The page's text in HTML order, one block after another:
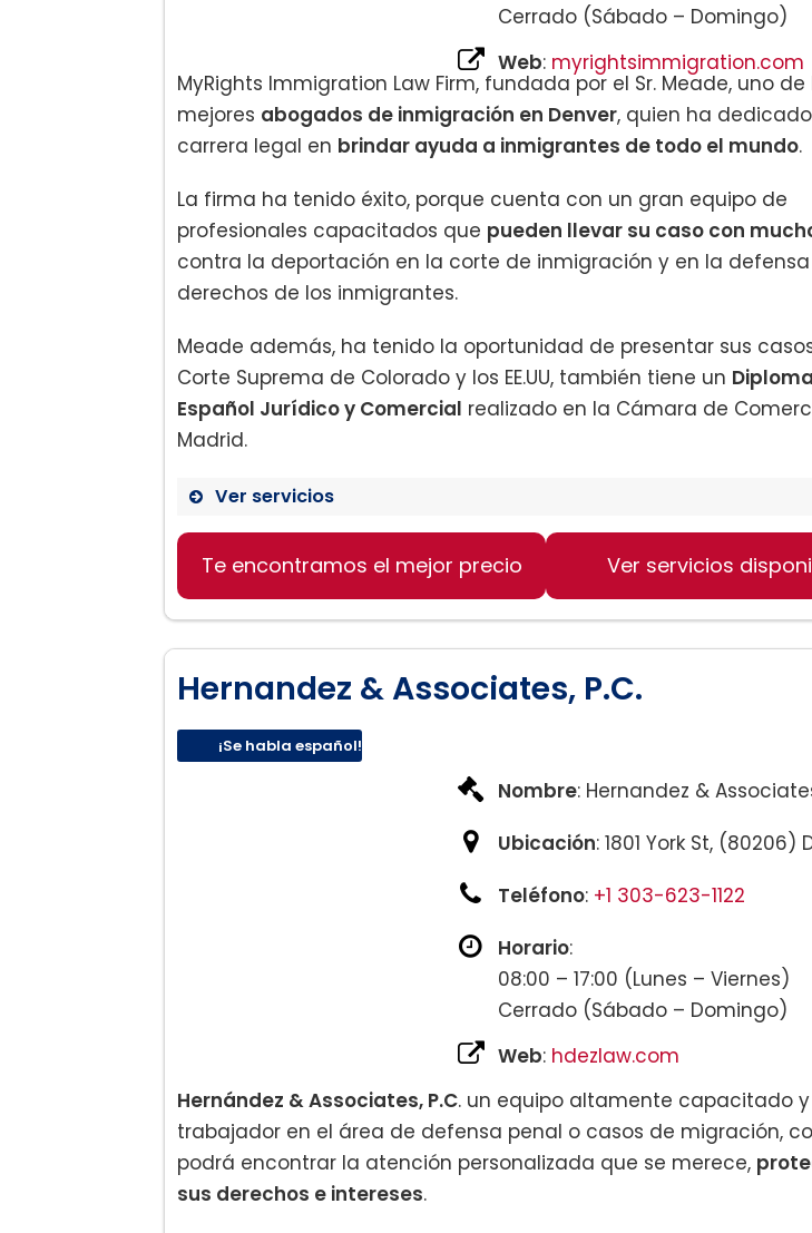
Cerrado (Sábado – Domingo)
Web: myrightsimmigration.com
MyRights Immigration Law Firm, fundada por el Sr. Meade, uno de
mejores abogados de inmigración en Denver, quien ha
carrera legal en brindar ayuda a inmigrantes de todo el mundo.
La firma ha tenido éxito, porque cuenta con un gran equipo de
profesionales capacitados que pueden llevar su caso con
contra la deportación en la corte de inmigración y en la
derechos de los inmigrantes.
Meade además, ha tenido la oportunidad de presentar sus
Corte Suprema de Colorado y los EE.UU, también tiene un
Español Jurídico y Comercial realizado en la Cámara de
Madrid.
Ver servicios
Litigios federales:
Ajuste de Estatus:
Defensa de deportación:
Visas de No inmigrante:
Te encontramos el mejor precio Ver servicios
Hernandez & Associates, P.C.
¡Se habla español!
Nombre: Hernandez &
Ubicación: 1801 York St, (80206)
Teléfono: +1 303-623-1122
Horario:
08:00 – 17:00 (Lunes – Viernes)
Cerrado (Sábado – Domingo)
Web: hdezlaw.com
Hernández & Associates, P.C. un equipo altamente capacitado y
trabajador en el área de defensa penal o casos de migración,
podrá encontrar la atención personalizada que se merece,
sus derechos e intereses.